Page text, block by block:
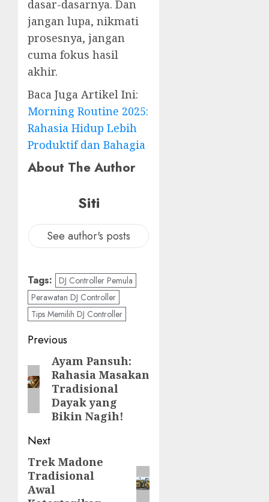
dasar-dasarnya. Dan
jangan lupa, nikmati
prosesnya, jangan
cuma fokus hasil
akhir.
Baca Juga Artikel Ini:
Morning Routine 2025:
Rahasia Hidup Lebih
Produktif dan Bahagia
About The Author
Siti
See author's posts
Tags: DJ Controller Pemula
Perawatan DJ Controller
Tips Memilih DJ Controller
Post
navigation
Previous
Previous
post:
Ayam Pansuh:
Rahasia Masakan
Tradisional
Dayak yang
Bikin Nagih!
Next
Next
post:
Trek Madone
Tradisional
Awal